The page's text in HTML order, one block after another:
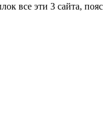
все эти 3 сайта,